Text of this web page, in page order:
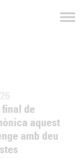
final de
aquest
amb deu